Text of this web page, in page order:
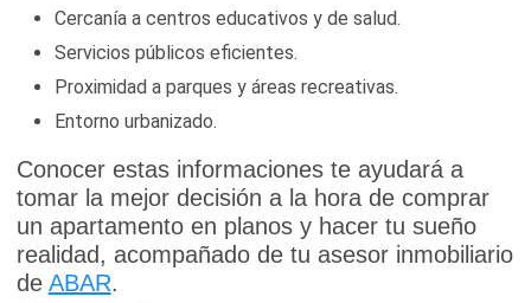
Cercanía a centros educativos y de salud.
Servicios públicos eficientes.
Proximidad a parques y áreas recreativas.
Entorno urbanizado.
Conocer estas informaciones te ayudará a
tomar la mejor decisión a la hora de comprar
un apartamento en planos y hacer tu sueño
realidad, acompañado de tu asesor inmobiliario
de ABAR.